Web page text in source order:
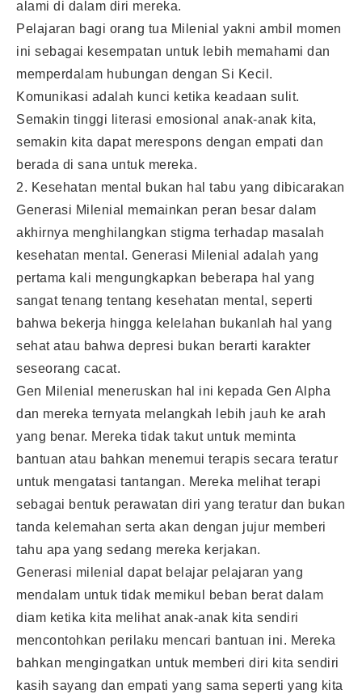
alami di dalam diri mereka.
Pelajaran bagi orang tua Milenial yakni ambil momen
ini sebagai kesempatan untuk lebih memahami dan
memperdalam hubungan dengan Si Kecil.
Komunikasi adalah kunci ketika keadaan sulit.
Semakin tinggi literasi emosional anak-anak kita,
semakin kita dapat merespons dengan empati dan
berada di sana untuk mereka.
2. Kesehatan mental bukan hal tabu yang dibicarakan
Generasi Milenial memainkan peran besar dalam
akhirnya menghilangkan stigma terhadap masalah
kesehatan mental. Generasi Milenial adalah yang
pertama kali mengungkapkan beberapa hal yang
sangat tenang tentang kesehatan mental, seperti
bahwa bekerja hingga kelelahan bukanlah hal yang
sehat atau bahwa depresi bukan berarti karakter
seseorang cacat.
Gen Milenial meneruskan hal ini kepada Gen Alpha
dan mereka ternyata melangkah lebih jauh ke arah
yang benar. Mereka tidak takut untuk meminta
bantuan atau bahkan menemui terapis secara teratur
untuk mengatasi tantangan. Mereka melihat terapi
sebagai bentuk perawatan diri yang teratur dan bukan
tanda kelemahan serta akan dengan jujur memberi
tahu apa yang sedang mereka kerjakan.
Generasi milenial dapat belajar pelajaran yang
mendalam untuk tidak memikul beban berat dalam
diam ketika kita melihat anak-anak kita sendiri
mencontohkan perilaku mencari bantuan ini. Mereka
bahkan mengingatkan untuk memberi diri kita sendiri
kasih sayang dan empati yang sama seperti yang kita